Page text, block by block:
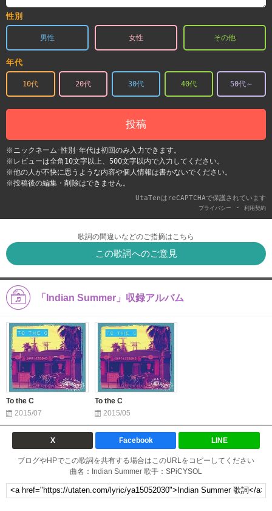
性別
男性 女性 その他
年代
10代 20代 30代 40代 50代～
投稿
※ニックネーム･性別･年代は初回のみ入力できます。
※レビューは全角10文字以上、500文字以内で入力してください。
※他の人が不快に思うような内容や個人情報は書かないでください。
※投稿後の編集・削除はできません。
UtaTenはreCAPTCHAで保護されています
プライバシー - 利用契約
歌詞の間違いなどのご指摘はこちら
この歌詞へのご意見
「Indian Summer」収録アルバム
To the C
2015/07
To the C
2015/05
X Facebook LINE
ブログやHPでこの歌詞を共有する場合はこのURLをコピーしてください
曲名：Indian Summer 歌手：SPiCYSOL